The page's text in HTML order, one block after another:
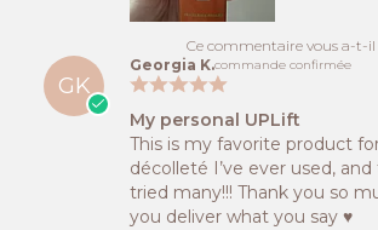
Ce commentaire vous a-t-il
GK
Georgia K.commande confirmée
My personal UPLift
This is my favorite product
décolleté I’ve ever used,
tried many!!! Thank you so
you deliver what you say ♥️